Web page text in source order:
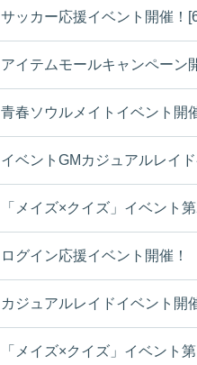
サッカー応援イベント開催！
アイテムモールキャンペーン
青春ソウルメイトイベント
イベントGMカジュアルレイ
「メイズ×クイズ」イベント
ログイン応援イベント開催！
カジュアルレイドイベント開
「メイズ×クイズ」イベント